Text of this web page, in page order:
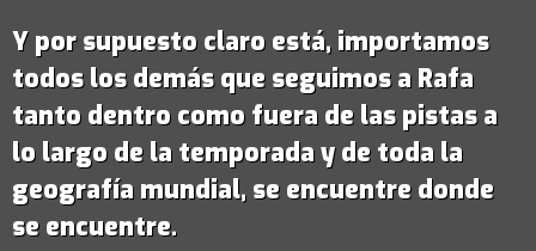
Y por supuesto claro está, importamos
todos los demás que seguimos a Rafa
tanto dentro como fuera de las pistas a
lo largo de la temporada y de toda la
geografía mundial, se encuentre donde
se encuentre.